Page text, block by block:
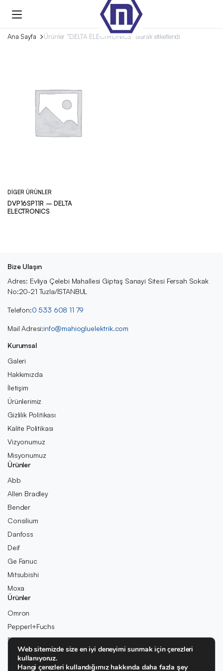
Ana Sayfa Ürünler “DELTA ELECTRONICS” olarak etiketlendi
DIGER ÜRÜNLER
DVP16SP11R – DELTA
ELECTRONICS
Bize Ulaşın
Adres: Evliya Çelebi Mahallesi Giptaş Sanayi Sitesi Fersah Sokak
No:20-21 Tuzla/İSTANBUL
Telefon:0 533 608 11 79
Mail Adresi:info@mahiogluelektrik.com
Kurumsal
Galeri
Hakkımızda
İletişim
Ürünlerimiz
Gizlilik Politikası
Kalite Politikası
Vizyonumuz
Misyonumuz
Ürünler
Abb
Allen Bradley
Bender
Consilium
Danfoss
Deif
Ge Fanuc
Mitsubishi
Moxa
Ürünler
Omron
Pepperl+Fuchs
Pilz
Rexroth
Rolls-Royce
Web sitemizde size en iyi deneyimi sunmak için çerezleri
kullanıyoruz.
Hangi çerezleri kullandığımız hakkında daha fazla şey